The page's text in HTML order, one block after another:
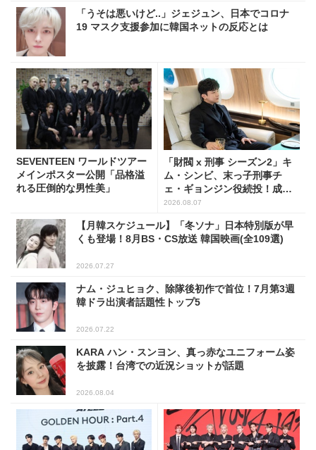
「うそは悪いけど..」ジェジュン、日本でコロナ
19 マスク支援参加に韓国ネットの反応とは
SEVENTEEN ワールドツアー
メインポスター公開「品格溢
れる圧倒的な男性美」
「財閥 x 刑事 シーズン2」キ
ム・シンビ、末っ子刑事チ
ェ・ギョンジン役続投！成長
した姿に注目
2026.08.07
【月韓スケジュール】「冬ソナ」日本特別版が早
くも登場！8月BS・CS放送 韓国映画(全109選)
2026.07.27
ナム・ジュヒョク、除隊後初作で首位！7月第3週
韓ドラ出演者話題性トップ5
2026.07.22
KARA ハン・スンヨン、真っ赤なユニフォーム姿
を披露！台湾での近況ショットが話題
2026.08.04